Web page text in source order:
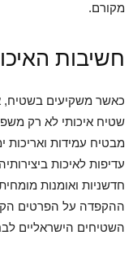
מקורם.
חשיבות
כאשר משקיעים בשטיח,
שטיח איכותי לא רק
מבטיח עמידות ואריכות
עדיפות לאיכות
חדשניות ואומנות
ההקפדה על הפרטים
השטיחים הישראליים